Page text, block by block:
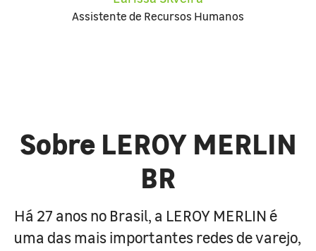
Assistente de Recursos Humanos
Sobre LEROY MERLIN
BR
Há 27 anos no Brasil, a LEROY MERLIN é
uma das mais importantes redes de varejo,